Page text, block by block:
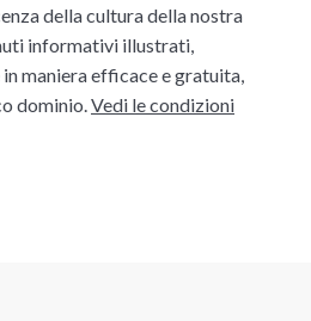
della cultura della nostra
informativi illustrati,
maniera efficace e gratuita,
dominio.Vedi le condizioni